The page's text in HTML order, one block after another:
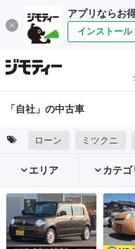
アプリならお
インストール
「自社」の中古車
ローン ミツクニ
エリア カテゴ